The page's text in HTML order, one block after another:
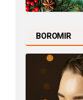
BOROMIR